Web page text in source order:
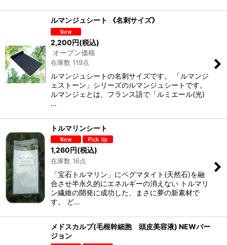
ルマンジュシート 《名刺サイズ》
2,200円(税込)
オープン価格
在庫数 119点
ルマンジュシートの名刺サイズです。 「ルマンジ
ェストーン」シリーズのルマンジュシートです。
ルマンジェとは、フランス語で「ルミエール(光)
…
トルマリンシート
1,260円(税込)
在庫数 16点
「宝石トルマリン」にペグマタイト(天然石)を融
合させ半永久的にエネルギーの消えない トルマリ
ン繊維の開発に成功した、まさに夢の新素材で
す。 ど…
メドスカルプ(毛根幹細胞 頭皮美容液) NEWバー
ジョン